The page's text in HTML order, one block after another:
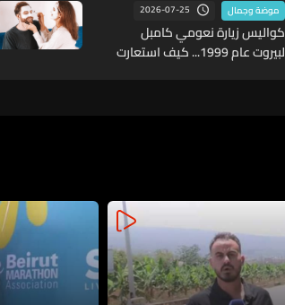
موضة وجمال 2026-07-25
كواليس زيارة نعومي كامبل
لبيروت عام 1999... كيف استعارت